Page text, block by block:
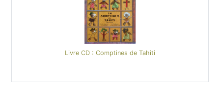
Livre CD : Comptines de Tahiti